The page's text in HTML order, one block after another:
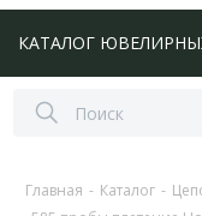
КАТАЛОГ
Главная - Каталог -